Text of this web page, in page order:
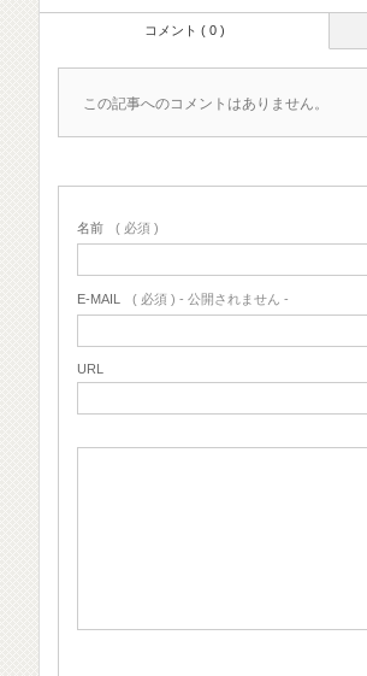
コメント ( 0 )
この記事へのコメントはありません。
名前 ( 必須 )
E-MAIL ( 必須 ) - 公開されません -
URL